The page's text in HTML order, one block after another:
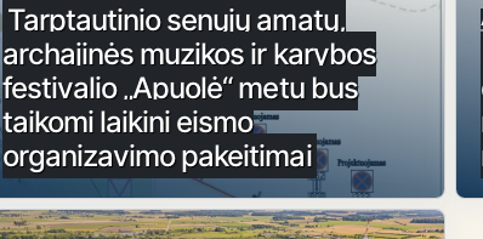
Tarptautinio senųjų amatų,
archajinės muzikos ir karybos
festivalio „Apuolė“ metu bus
taikomi laikini eismo
organizavimo pakeitimai